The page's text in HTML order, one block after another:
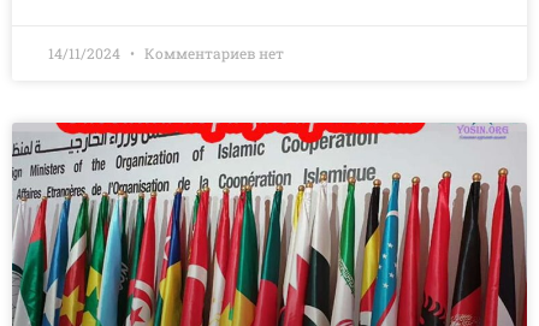
14/11/2024 Комментариев нет